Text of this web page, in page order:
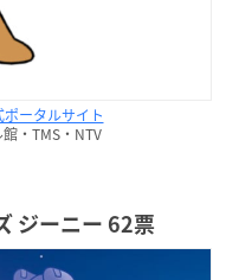
ポータルサイト
・TMS・NTV
ジーニー 62票